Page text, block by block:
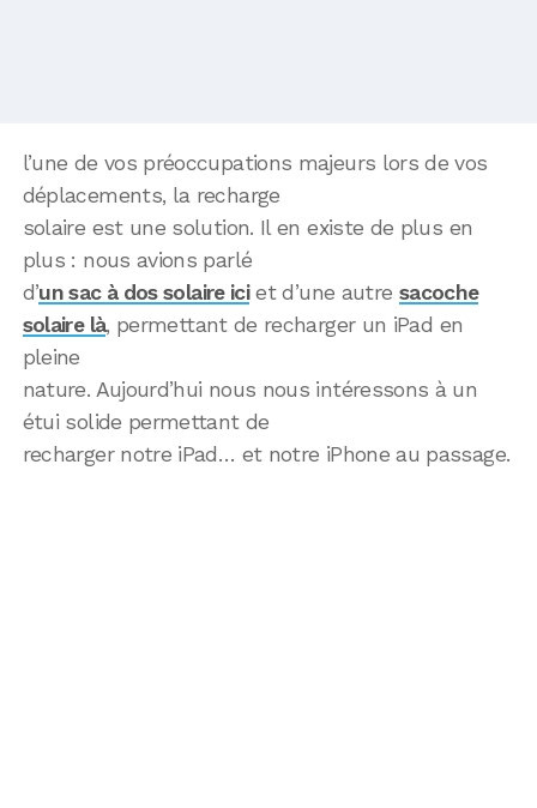
l’une de vos préoccupations majeurs lors de vos
déplacements, la recharge
solaire est une solution. Il en existe de plus en
plus : nous avions parlé
d’un sac à dos solaire iciet d’une autre sacoche
solaire là, permettant de recharger un iPad en
pleine
nature. Aujourd’hui nous nous intéressons à un
étui solide permettant de
recharger notre iPad… et notre iPhone au passage.